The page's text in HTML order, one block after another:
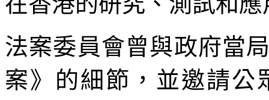
法案委員會曾與政府當
案》的細節，並邀請公